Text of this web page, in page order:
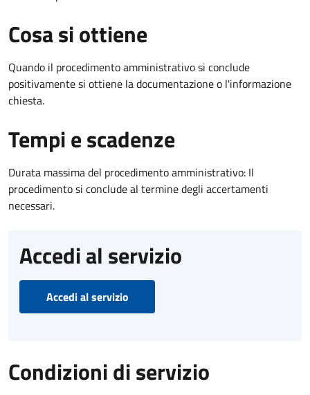
Cosa si ottiene
Quando il procedimento amministrativo si conclude
positivamente si ottiene la documentazione o l'informazione
chiesta.
Tempi e scadenze
Durata massima del procedimento amministrativo: Il
procedimento si conclude al termine degli accertamenti
necessari.
Accedi al servizio
Accedi al servizio
Condizioni di servizio